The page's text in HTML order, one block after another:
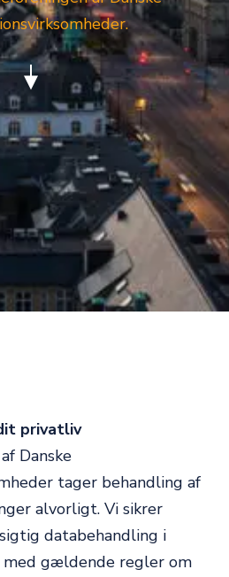
privatliv
Danske
tager behandling af
alvorligt. Vi sikrer
databehandling i
med gældende regler om